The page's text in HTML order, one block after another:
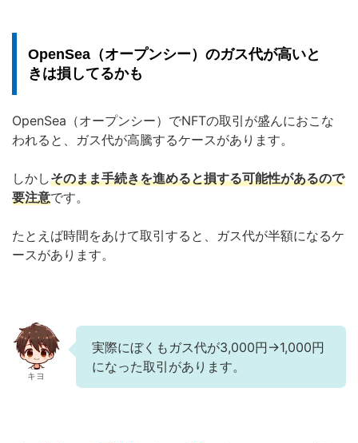
OpenSea（オープンシー）のガス代が高いと
きは損してるかも
OpenSea（オープンシー）でNFTの取引が盛んにおこな
われると、ガス代が高騰するケースがあります。
しかしそのまま手続きを進めると損する可能性があるので
要注意です。
たとえば時間をあけて取引すると、ガス代が半額になるケ
ースがあります。
キヨ
実際にぼくもガス代が3,000円→1,000円
になった取引があります。